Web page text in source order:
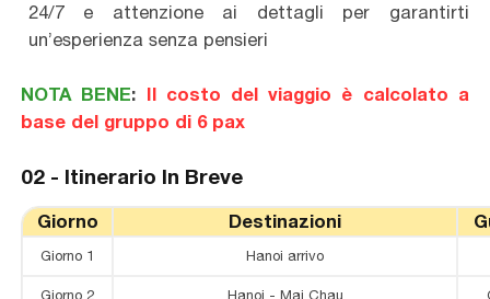
24/7 e attenzione ai dettagli per garantirti
un’esperienza senza pensieri
NOTA BENE: Il costo del viaggio è calcolato a
base del gruppo di 6 pax
02 - Itinerario In Breve
Giorno Destinazioni
Giorno 1 Hanoi arrivo
Giorno 2 Hanoi - Mai Chau